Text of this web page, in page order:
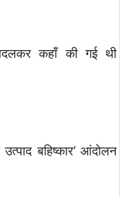
कहाँ की गई थी
बहिष्कार’ आंदोलन